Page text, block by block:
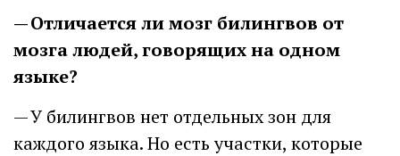
— Отличается ли мозг билингвов от
мозга людей, говорящих на одном
языке?
— У билингвов нет отдельных зон для
каждого языка. Но есть участки, которые